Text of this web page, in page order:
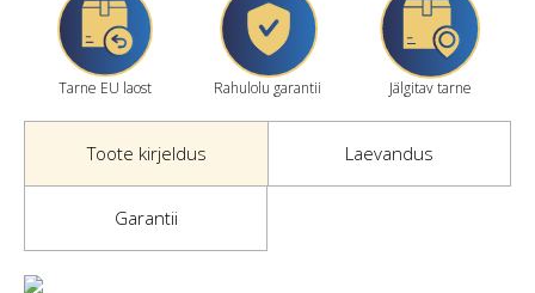
Tarne EU laost Rahulolu garantii Jälgitav tarne
Toote kirjeldus Laevandus
Garantii